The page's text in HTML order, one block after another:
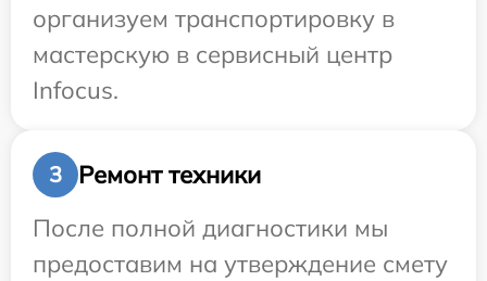
организуем транспортировку в
мастерскую в сервисный центр
Infocus.
3
Ремонт техники
После полной диагностики мы
предоставим на утверждение смету